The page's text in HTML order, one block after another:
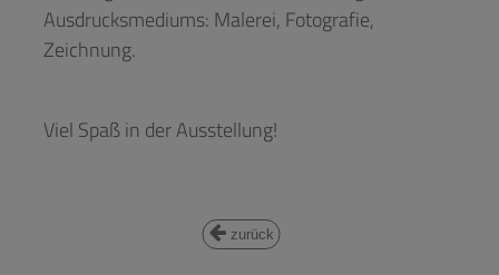
Ausdrucksmediums: Malerei, Fotografie,
Zeichnung.
Viel Spaß in der Ausstellung!
zurück